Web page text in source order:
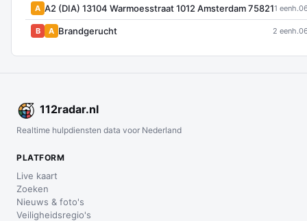
A A2 (DIA) 13104 Warmoesstraat 1012 Amsterdam 758211 eenh.
B A Brandgerucht 2 eenh.
112radar.nl
Realtime hulpdiensten data voor Nederland
PLATFORM
Live kaart
Zoeken
Nieuws & foto's
Veiligheidsregio's